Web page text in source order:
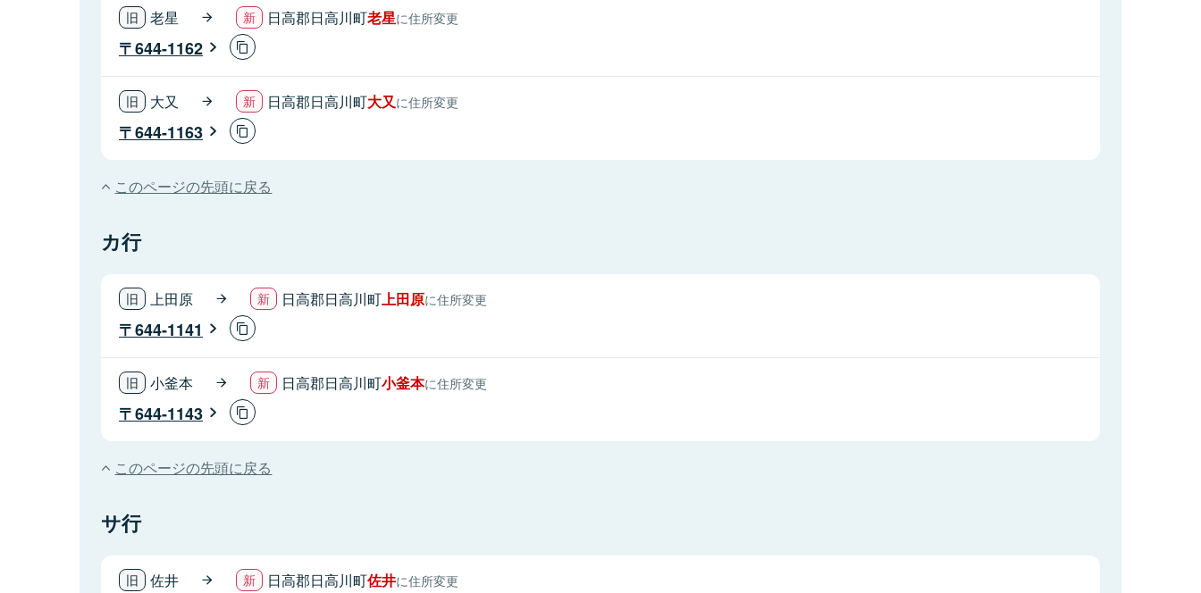
老星 日高郡日高川町老星に住所変更
644-1162
大又 日高郡日高川町大又に住所変更
644-1163
このページの先頭に戻る
カ行
上田原 日高郡日高川町上田原に住所変更
644-1141
小釜本 日高郡日高川町小釜本に住所変更
644-1143
このページの先頭に戻る
サ行
佐井 日高郡日高川町佐井に住所変更